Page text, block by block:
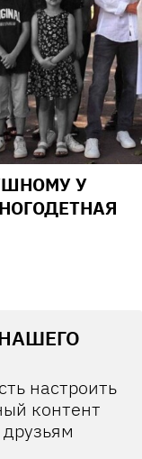
У
настроить
контент